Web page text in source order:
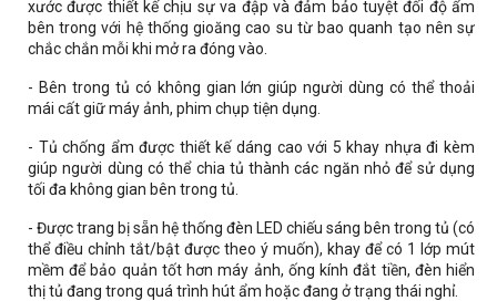
xước được thiết kế chịu sự va đập và đảm bảo tuyệt đối độ ẩm
bên trong với hệ thống gioăng cao su từ bao quanh tạo nên sự
chắc chắn mỗi khi mở ra đóng vào.
- Bên trong tủ có không gian lớn giúp người dùng có thể thoải
mái cất giữ máy ảnh, phim chụp tiện dụng.
- Tủ chống ẩm được thiết kế dáng cao với 5 khay nhựa đi kèm
giúp người dùng có thể chia tủ thành các ngăn nhỏ để sử dụng
tối đa không gian bên trong tủ.
- Được trang bị sẵn hệ thống đèn LED chiếu sáng bên trong tủ (có
thể điều chỉnh tắt/bật được theo ý muốn), khay để có 1 lớp mút
mềm để bảo quản tốt hơn máy ảnh, ống kính đắt tiền, đèn hiển
thị tủ đang trong quá trình hút ẩm hoặc đang ở trạng thái nghỉ.